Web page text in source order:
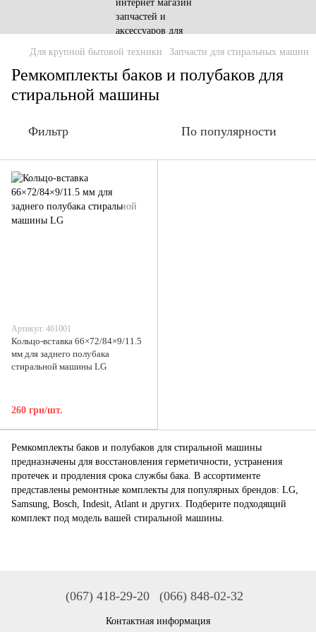
Для крупной бытовой техники Запчасти для стиральных машин
Ремкомплекты баков и полубаков для
стиральной машины
Фильтр По популярности
Артикул: 461001
Кольцо-вставка 66×72/84×9/11.5
мм для заднего полубака
стиральной машины LG
260 грн/шт.
Ремкомплекты баков и полубаков для стиральной машины
предназначены для восстановления герметичности, устранения
протечек и продления срока службы бака. В ассортименте
представлены ремонтные комплекты для популярных брендов: LG,
Samsung, Bosch, Indesit, Atlant и других. Подберите подходящий
комплект под модель вашей стиральной машины.
(067) 418-29-20 (066) 848-02-32
Контактная информация